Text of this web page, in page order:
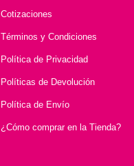
Cotizaciones
Términos y Condiciones
Política de Privacidad
Políticas de Devolución
Política de Envío
¿Cómo comprar en la Tienda?